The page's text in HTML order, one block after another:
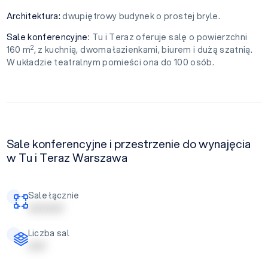
Architektura: dwupiętrowy budynek o prostej bryle.
Sale konferencyjne: Tu i Teraz oferuje salę o powierzchni
160 m2, z kuchnią, dwoma łazienkami, biurem i dużą szatnią.
W układzie teatralnym pomieści ona do 100 osób.
Sale konferencyjne i przestrzenie do wynajęcia
w Tu i Teraz Warszawa
Sale łącznie
| | | | | | | | | |
Liczba sal
| | | | |